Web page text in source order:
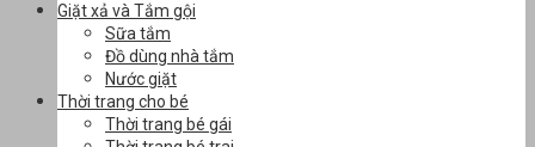
Giặt xả và Tắm gội
Sữa tắm
Đồ dùng nhà tắm
Nước giặt
Thời trang cho bé
Thời trang bé gái